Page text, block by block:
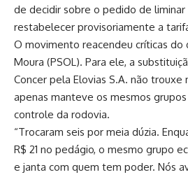
de decidir sobre o pedido de liminar
restabelecer provisoriamente a
O movimento reacendeu críticas do
Moura (PSOL). Para ele, a
Concer pela Elovias S.A. não trouxe
apenas manteve os mesmos
controle da rodovia.
“Trocaram seis por meia dúzia.
R$ 21 no pedágio, o mesmo grupo
e janta com quem tem poder. Nós